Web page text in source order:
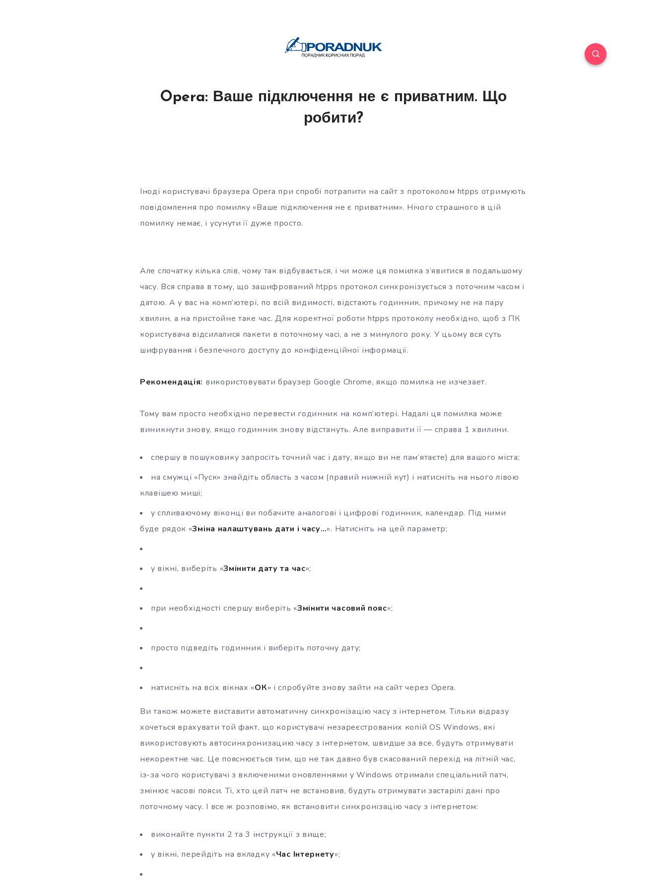
Opera: Ваше підключення не є приватним. Що
робити?
Іноді користувачі браузера Opera при спробі потрапити на сайт з протоколом htpps отримують
повідомлення про помилку «Ваше підключення не є приватним». Нічого страшного в цій
помилку немає, і усунути її дуже просто.
Але спочатку кілька слів, чому так відбувається, і чи може ця помилка з’явитися в подальшому
часу. Вся справа в тому, що зашифрований htpps протокол синхронізується з поточним часом і
датою. А у вас на комп’ютері, по всій видимості, відстають годинник, причому не на пару
хвилин, а на пристойне таке час. Для коректної роботи htpps протоколу необхідно, щоб з ПК
користувача відсилалися пакети в поточному часі, а не з минулого року. У цьому вся суть
шифрування і безпечного доступу до конфіденційної інформації.
Рекомендація: використовувати браузер Google Chrome, якщо помилка не изчезает.
Тому вам просто необхідно перевести годинник на комп’ютері. Надалі ця помилка може
виникнути знову, якщо годинник знову відстануть. Але виправити її — справа 1 хвилини.
спершу в пошуковику запросіть точний час і дату, якщо ви не пам’ятаєте) для вашого міста;
на смужці «Пуск» знайдіть область з часом (правий нижній кут) і натисніть на нього лівою
клавішею миші;
у спливаючому віконці ви побачите аналогові і цифрові годинник, календар. Під ними
буде рядок «Зміна налаштувань дати і часу…». Натисніть на цей параметр;
у вікні, виберіть «Змінити дату та час»;
при необхідності спершу виберіть «Змінити часовий пояс»;
просто підведіть годинник і виберіть поточну дату;
натисніть на всіх вікнах «ОК» і спробуйте знову зайти на сайт через Opera.
Ви також можете виставити автоматичну синхронізацію часу з інтернетом. Тільки відразу
хочеться врахувати той факт, що користувачі незареєстрованих копій OS Windows, які
використовують автосинхронизацию часу з інтернетом, швидше за все, будуть отримувати
некоректне час. Це пояснюється тим, що не так давно був скасований перехід на літній час,
із-за чого користувачі з включеними оновленнями у Windows отримали спеціальний патч,
змінює часові пояси. Ті, хто цей патч не встановив, будуть отримувати застарілі дані про
поточному часу. І все ж розповімо, як встановити синхронізацію часу з інтернетом:
виконайте пункти 2 та 3 інструкції з вище;
у вікні, перейдіть на вкладку «Час Інтернету»;